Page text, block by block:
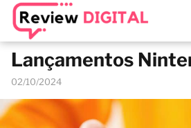
Lançamentos
02/10/2024